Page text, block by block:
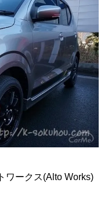
ワークス(Alto Works)